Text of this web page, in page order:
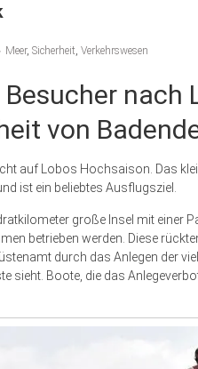
Meer, Sicherheit, Verkehrswesen
Besucher nach
von
auf Lobos Hochsaison. Das
ist ein beliebtes Ausflugsziel.
große Insel mit einer
betrieben werden. Diese
durch das Anlegen der
sieht. Boote, die das